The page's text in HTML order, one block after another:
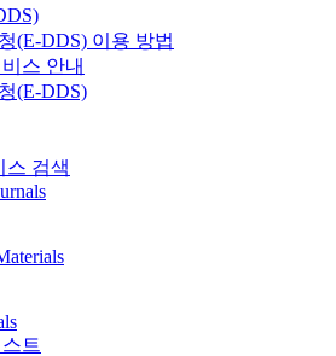
(E-DDS) 이용 방법
스 안내
(E-DDS)
스 검색
트